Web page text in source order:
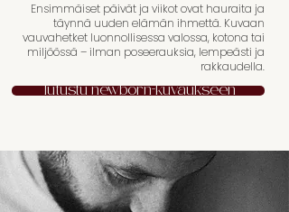
Ensimmäiset päivät ja viikot ovat hauraita ja
täynnä uuden elämän ihmettä. Kuvaan
vauvahetket luonnollisessa valossa, kotona tai
miljöössä – ilman poseerauksia, lempeästi ja
rakkaudella.
Tutustu newborn-kuvaukseen